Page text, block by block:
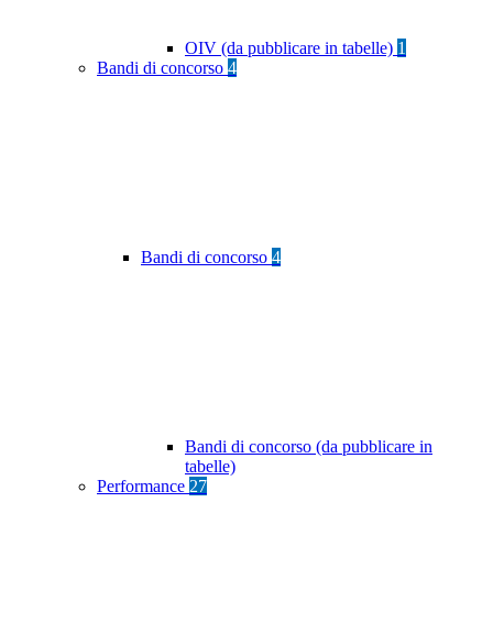
OIV (da pubblicare in tabelle) 1
Bandi di concorso 4
Bandi di concorso 4
Bandi di concorso (da pubblicare in
tabelle)
Performance 27